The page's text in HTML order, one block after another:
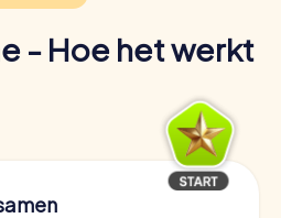
- Hoe het werkt